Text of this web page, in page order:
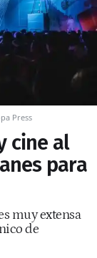
Press
cine al
para
muy extensa
de